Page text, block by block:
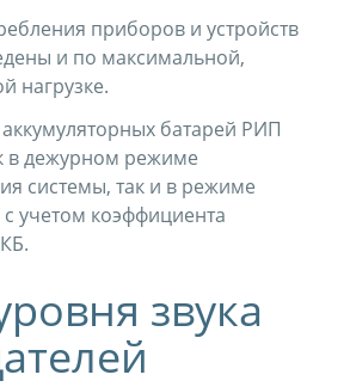
приборов и устройств
и по максимальной,
нагрузке.
батарей РИП
в дежурном режиме
системы, так и в режиме
учетом коэффициента
звука